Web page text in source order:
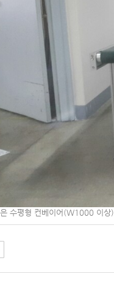
수평형 컨베이어(W1000 이상)